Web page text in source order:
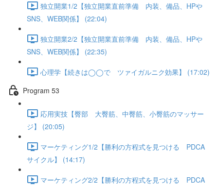
独立開業1/2【独立開業直前準備 内装、備品、HPや
SNS、WEB関係】 (22:04)
独立開業2/2【独立開業直前準備 内装、備品、HPや
SNS、WEB関係】 (22:35)
心理学【続きは◯◯で ツァイガルニク効果】 (17:02)
Program 53
応用実技【臀部 大臀筋、中臀筋、小臀筋のマッサー
ジ】 (20:05)
マーケティング1/2【勝利の方程式を見つける PDCA
サイクル】 (14:17)
マーケティング2/2【勝利の方程式を見つける PDCA